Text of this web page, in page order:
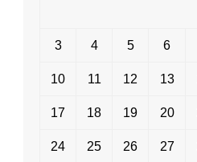
3 4 5 6
10 11 12 13
17 18 19 20
24 25 26 27